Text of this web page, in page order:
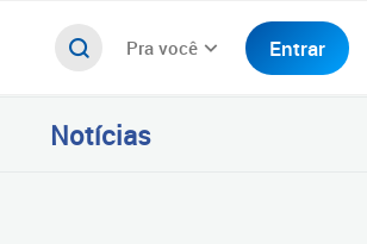
Pra você Entrar
Notícias